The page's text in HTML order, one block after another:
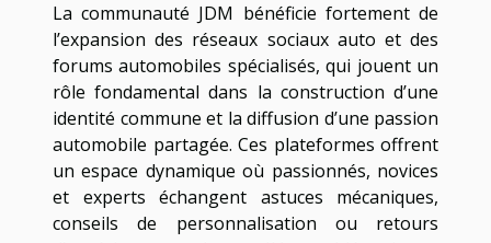
La communauté JDM bénéficie fortement de
l’expansion des réseaux sociaux auto et des
forums automobiles spécialisés, qui jouent un
rôle fondamental dans la construction d’une
identité commune et la diffusion d’une passion
automobile partagée. Ces plateformes offrent
un espace dynamique où passionnés, novices
et experts échangent astuces mécaniques,
conseils de personnalisation ou retours